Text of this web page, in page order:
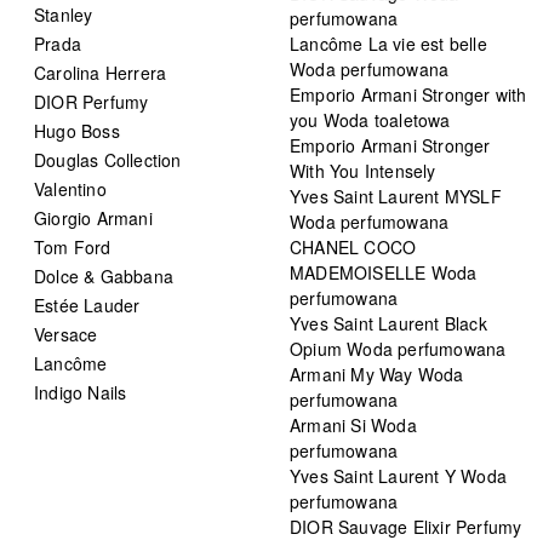
Stanley
Prada
Carolina Herrera
DIOR Perfumy
Hugo Boss
Douglas Collection
Valentino
Giorgio Armani
Tom Ford
Dolce & Gabbana
Estée Lauder
Versace
Lancôme
Indigo Nails
perfumowana
Lancôme La vie est belle
Woda perfumowana
Emporio Armani Stronger with
you Woda toaletowa
Emporio Armani Stronger
With You Intensely
Yves Saint Laurent MYSLF
Woda perfumowana
CHANEL COCO
MADEMOISELLE Woda
perfumowana
Yves Saint Laurent Black
Opium Woda perfumowana
Armani My Way Woda
perfumowana
Armani Si Woda
perfumowana
Yves Saint Laurent Y Woda
perfumowana
DIOR Sauvage Elixir Perfumy